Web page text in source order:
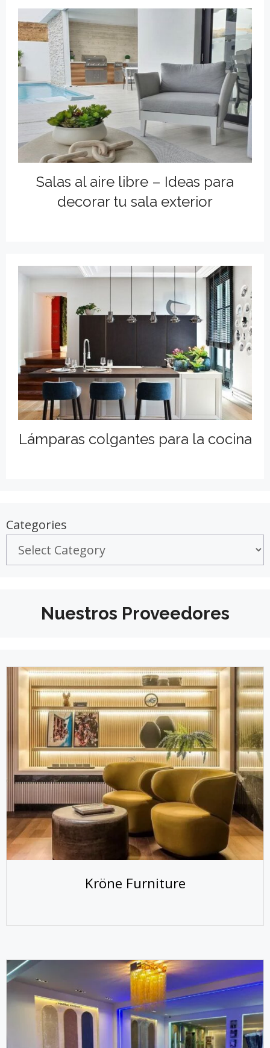
Salas al aire libre – Ideas para
decorar tu sala exterior
Lámparas colgantes para la cocina
Categories
Nuestros Proveedores
Kröne Furniture